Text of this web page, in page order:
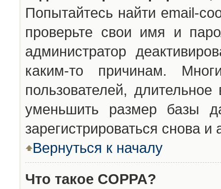
Попытайтесь найти email-
проверьте свои имя и
администратор
каким-то причинам.
пользователей,
уменьшить размер базы
зарегистрироваться снова и
Вернуться к началу
Что такое COPPA?